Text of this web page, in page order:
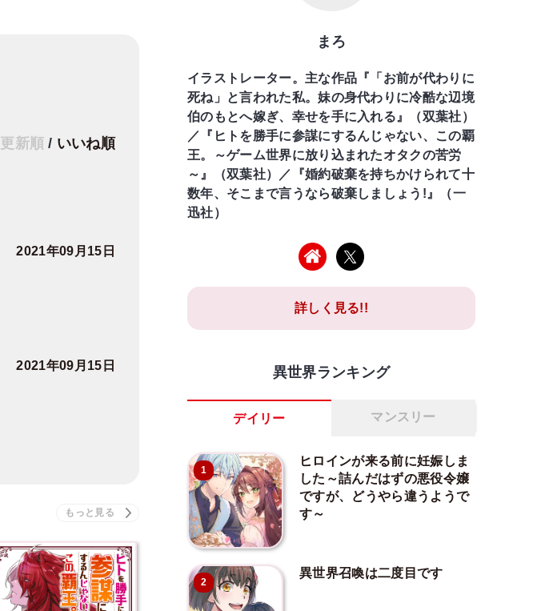
更新順 / いいね順
2021年09月15日
2021年09月15日
まろ
イラストレーター。主な作品『「お前が代わりに
死ね」と言われた私。妹の身代わりに冷酷な辺境
伯のもとへ嫁ぎ、幸せを手に入れる』（双葉社）
／『ヒトを勝手に参謀にするんじゃない、この覇
王。～ゲーム世界に放り込まれたオタクの苦労
～』（双葉社）／『婚約破棄を持ちかけられて十
数年、そこまで言うなら破棄しましょう!』（一
迅社）
詳しく見る!!
異世界ランキング
デイリー マンスリー
1
ヒロインが来る前に妊娠しま
した～詰んだはずの悪役令嬢
ですが、どうやら違うようで
す～
2
異世界召喚は二度目です